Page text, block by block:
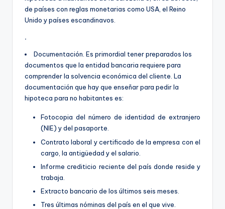
de países con reglas monetarias como USA, el Reino
Unido y países escandinavos.
.
Documentación. Es primordial tener preparados los
documentos que la entidad bancaria requiere para
comprender la solvencia económica del cliente. La
documentación que hay que enseñar para pedir la
hipoteca para no habitantes es:
Fotocopia del número de identidad de extranjero
(NIE) y del pasaporte.
Contrato laboral y certificado de la empresa con el
cargo, la antigüedad y el salario.
Informe crediticio reciente del país donde reside y
trabaja.
Extracto bancario de los últimos seis meses.
Tres últimas nóminas del país en el que vive.